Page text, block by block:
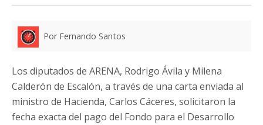
Por Fernando Santos
Los diputados de ARENA, Rodrigo Ávila y Milena
Calderón de Escalón, a través de una carta enviada al
ministro de Hacienda, Carlos Cáceres, solicitaron la
fecha exacta del pago del Fondo para el Desarrollo